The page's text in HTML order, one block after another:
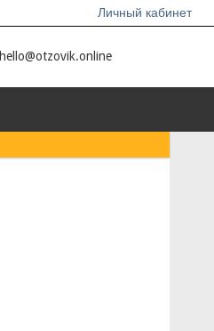
Личный кабинет
hello@otzovik.online